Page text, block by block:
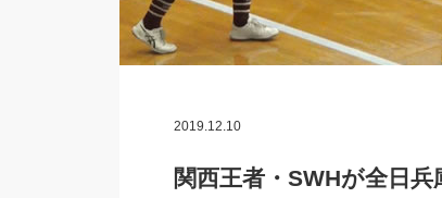
2019.12.10
関西王者・SWHが全日